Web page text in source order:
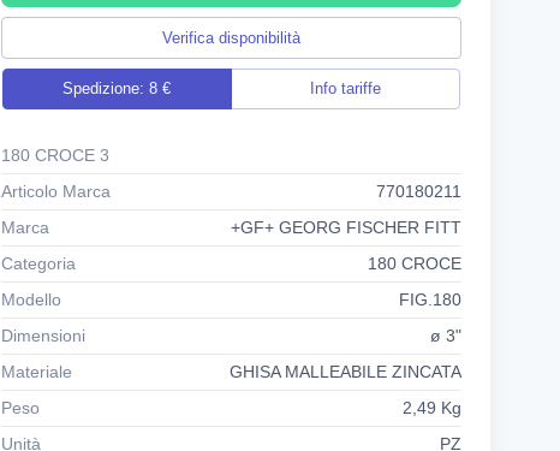
Verifica disponibilità
Spedizione: 8 € Info tariffe
180 CROCE 3
Articolo Marca
770180211
Marca
+GF+ GEORG FISCHER FITT
Categoria
180 CROCE
Modello
FIG.180
Dimensioni
ø 3"
Materiale
GHISA MALLEABILE ZINCATA
Peso
2,49 Kg
Unità
PZ